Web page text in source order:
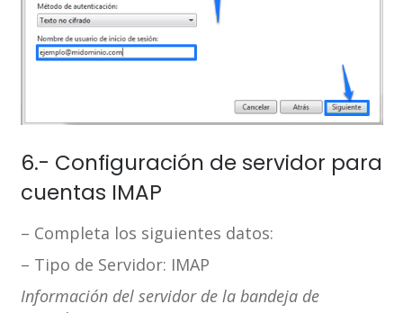
6.- Configuración de servidor para
cuentas IMAP
– Completa los siguientes datos:
– Tipo de Servidor: IMAP
Información del servidor de la bandeja de